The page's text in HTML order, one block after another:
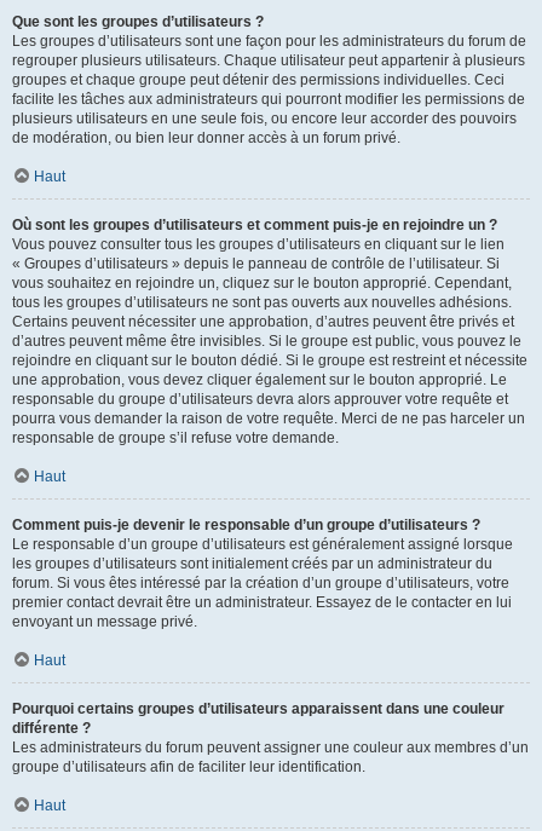
Que sont les groupes d’utilisateurs ?
Les groupes d’utilisateurs sont une façon pour les administrateurs du forum de
regrouper plusieurs utilisateurs. Chaque utilisateur peut appartenir à plusieurs
groupes et chaque groupe peut détenir des permissions individuelles. Ceci
facilite les tâches aux administrateurs qui pourront modifier les permissions de
plusieurs utilisateurs en une seule fois, ou encore leur accorder des pouvoirs
de modération, ou bien leur donner accès à un forum privé.
Haut
Où sont les groupes d’utilisateurs et comment puis-je en rejoindre un ?
Vous pouvez consulter tous les groupes d’utilisateurs en cliquant sur le lien
« Groupes d’utilisateurs » depuis le panneau de contrôle de l’utilisateur. Si
vous souhaitez en rejoindre un, cliquez sur le bouton approprié. Cependant,
tous les groupes d’utilisateurs ne sont pas ouverts aux nouvelles adhésions.
Certains peuvent nécessiter une approbation, d’autres peuvent être privés et
d’autres peuvent même être invisibles. Si le groupe est public, vous pouvez le
rejoindre en cliquant sur le bouton dédié. Si le groupe est restreint et nécessite
une approbation, vous devez cliquer également sur le bouton approprié. Le
responsable du groupe d’utilisateurs devra alors approuver votre requête et
pourra vous demander la raison de votre requête. Merci de ne pas harceler un
responsable de groupe s’il refuse votre demande.
Haut
Comment puis-je devenir le responsable d’un groupe d’utilisateurs ?
Le responsable d’un groupe d’utilisateurs est généralement assigné lorsque
les groupes d’utilisateurs sont initialement créés par un administrateur du
forum. Si vous êtes intéressé par la création d’un groupe d’utilisateurs, votre
premier contact devrait être un administrateur. Essayez de le contacter en lui
envoyant un message privé.
Haut
Pourquoi certains groupes d’utilisateurs apparaissent dans une couleur
différente ?
Les administrateurs du forum peuvent assigner une couleur aux membres d’un
groupe d’utilisateurs afin de faciliter leur identification.
Haut